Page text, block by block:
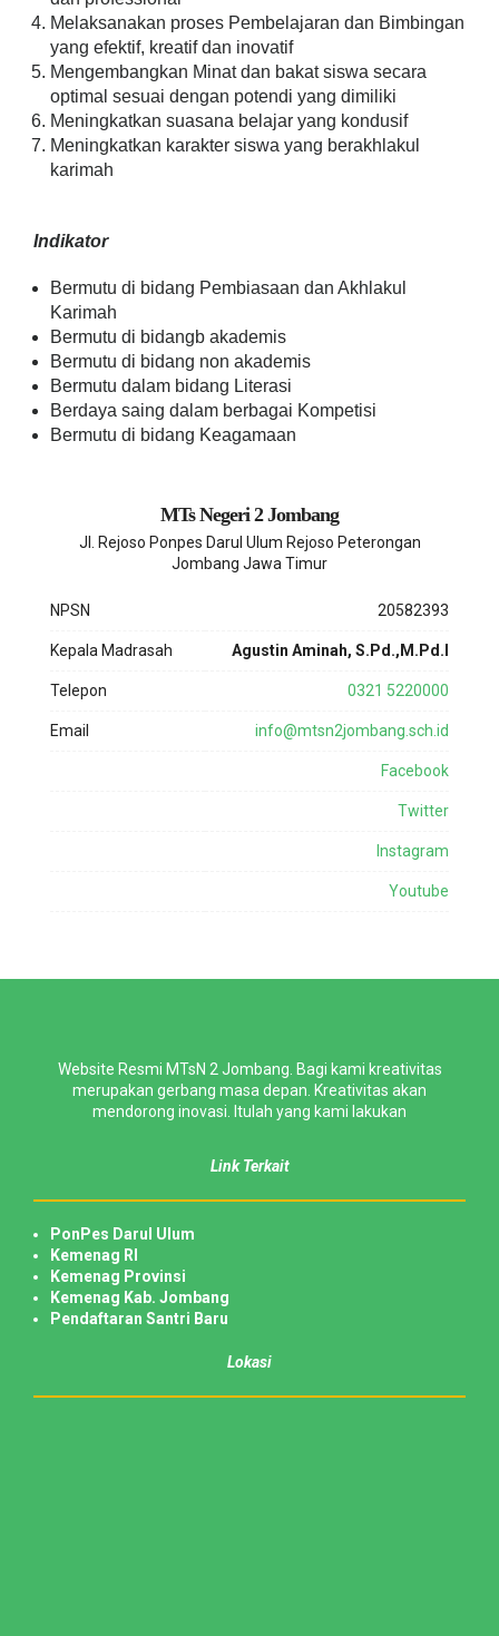
Melaksanakan proses Pembelajaran dan Bimbingan
yang efektif, kreatif dan inovatif
Mengembangkan Minat dan bakat siswa secara
optimal sesuai dengan potendi yang dimiliki
Meningkatkan suasana belajar yang kondusif
Meningkatkan karakter siswa yang berakhlakul
karimah
Indikator
Bermutu di bidang Pembiasaan dan Akhlakul
Karimah
Bermutu di bidangb akademis
Bermutu di bidang non akademis
Bermutu dalam bidang Literasi
Berdaya saing dalam berbagai Kompetisi
Bermutu di bidang Keagamaan
MTs Negeri 2 Jombang
Jl. Rejoso Ponpes Darul Ulum Rejoso Peterongan
Jombang Jawa Timur
NPSN 20582393
Kepala Madrasah Agustin Aminah, S.Pd.,M.Pd.I
Telepon 0321 5220000
Email info@mtsn2jombang.sch.id
Facebook
Twitter
Instagram
Youtube
Website Resmi MTsN 2 Jombang. Bagi kami kreativitas
merupakan gerbang masa depan. Kreativitas akan
mendorong inovasi. Itulah yang kami lakukan
Link Terkait
PonPes Darul Ulum
Kemenag RI
Kemenag Provinsi
Kemenag Kab. Jombang
Pendaftaran Santri Baru
Lokasi